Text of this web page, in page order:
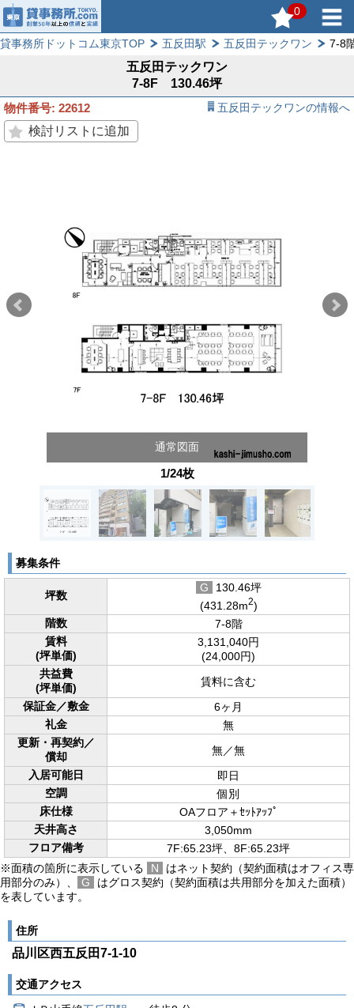
0
貸事務所ドットコム東京TOP 五反田駅 五反田テックワン 7-8
五反田テックワン
7-8F 130.46坪
物件番号: 22612
五反田テックワンの情報へ
検討リストに追加
通常図面
1/24枚
募集条件
坪数
G
130.46坪
(431.28m2)
階数
7-8階
賃料
(坪単価)
3,131,040円
(24,000円)
共益費
(坪単価)
賃料に含む
保証金／敷金
6ヶ月
礼金
無
更新・再契約／
償却
無／無
入居可能日
即日
空調
個別
床仕様
OAフロア＋ｾｯﾄｱｯﾌﾟ
天井高さ
3,050mm
フロア備考
7F:65.23坪、8F:65.23坪
※面積の箇所に表示している
N
はネット契約（契約面積はオフィス専
用部分のみ）、
G
はグロス契約（契約面積は共用部分を加えた面積）
を表しています。
住所
品川区西五反田7-1-10
交通アクセス